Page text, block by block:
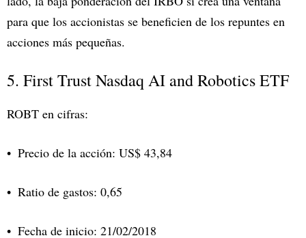
para que los accionistas se beneficien de los repuntes en
acciones más pequeñas.
5. First Trust Nasdaq AI and Robotics ETF
ROBT en cifras:
Precio de la acción: US$ 43,84
Ratio de gastos: 0,65
Fecha de inicio: 21/02/2018